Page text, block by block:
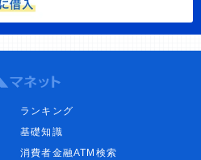
ランキング
基礎知識
消費者金融ATM検索